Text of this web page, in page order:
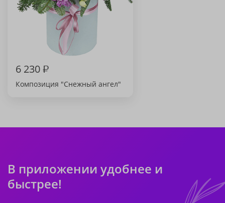
6 230₽
Композиция "Снежный ангел"
В приложении удобнее и
быстрее!